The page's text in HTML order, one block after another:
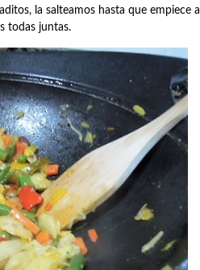
la salteamos hasta que empiece a
todas juntas.